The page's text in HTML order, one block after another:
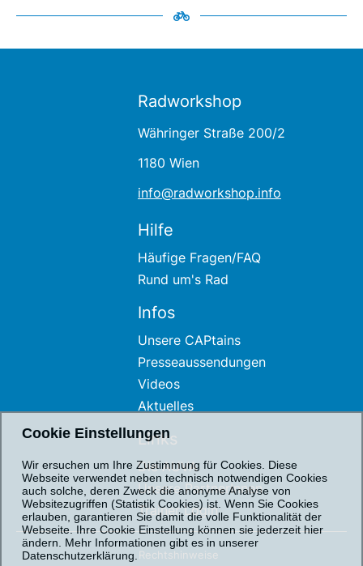
Cookie Einstellungen
Wir ersuchen um Ihre Zustimmung für Cookies. Diese
Webseite verwendet neben technisch notwendigen Cookies
auch solche, deren Zweck die anonyme Analyse von
Websitezugriffen (Statistik Cookies) ist. Wenn Sie Cookies
erlauben, garantieren Sie damit die volle Funktionalität der
Webseite. Ihre Cookie Einstellung können sie jederzeit hier
ändern. Mehr Informationen gibt es in unserer
Datenschutzerklärung.
Radworkshop
Währinger Straße 200/2
1180 Wien
info@radworkshop.info
Hilfe
Häufige Fragen/FAQ
Rund um's Rad
Infos
Unsere CAPtains
Presseaussendungen
Videos
Aktuelles
Links
Die AUVA
Unsere PartnerInnen
Trainer Login
Rechtshinweise